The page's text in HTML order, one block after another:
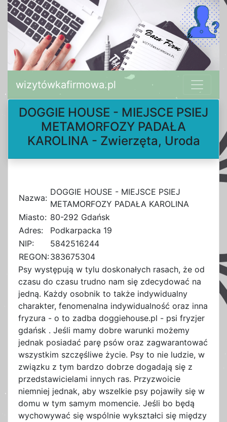
wizytówkafirmowa.pl
DOGGIE HOUSE - MIEJSCE PSIEJ
METAMORFOZY PADAŁA
KAROLINA - Zwierzęta, Uroda
Nazwa:
DOGGIE HOUSE - MIEJSCE PSIEJ
METAMORFOZY PADAŁA KAROLINA
Miasto: 80-292 Gdańsk
Adres:
Podkarpacka 19
NIP:
5842516244
REGON:383675304
Psy występują w tylu doskonałych rasach, że od
czasu do czasu trudno nam się zdecydować na
jedną. Każdy osobnik to także indywidualny
charakter, fenomenalna indywidualność oraz inna
fryzura - o to zadba doggiehouse.pl - psi fryzjer
gdańsk . Jeśli mamy dobre warunki możemy
jednak posiadać parę psów oraz zagwarantować
wszystkim szczęśliwe życie. Psy to nie ludzie, w
związku z tym bardzo dobrze dogadają się z
przedstawicielami innych ras. Przyzwoicie
niemniej jednak, aby wszelkie psy pojawiły się w
domu w tym samym momencie. Jeśli bo będą
wychowywać się wspólnie wykształci się między